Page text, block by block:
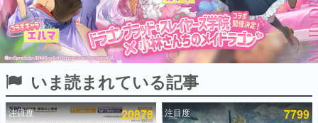
インタビュー
連載・特集一覧
殿堂入り記事
SNS拡散数が数千以上！ ページビュー数万以上！ などな
ど。多くの人々に読まれた、電ファミ渾身の“殿堂入り”記
事をまとめました。
いま読まれている記事
注目度 20878 注目度 7799